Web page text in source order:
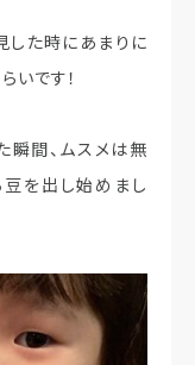
した時にあまりに
いです！
間、ムスメは無
を出し始めまし